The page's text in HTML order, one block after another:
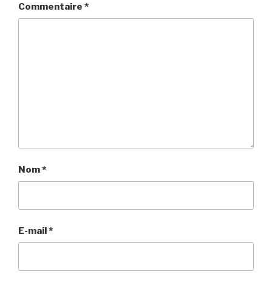
Commentaire *
Nom*
E-mail*